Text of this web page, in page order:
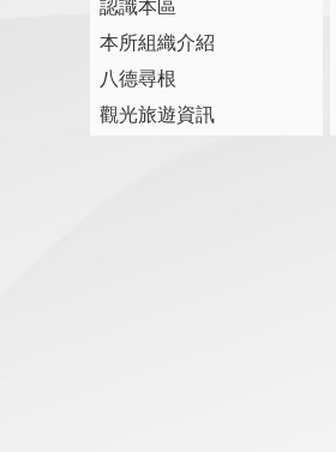
認識本區
本所組織介紹
八德尋根
觀光旅遊資訊